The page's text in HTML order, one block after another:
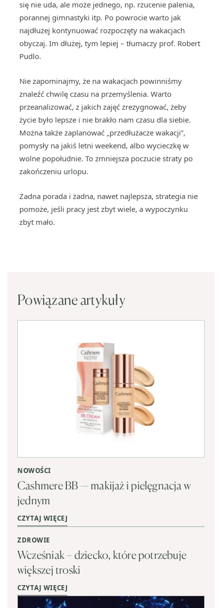
się nie uda, ale może jednego, np. rzucenie palenia,
porannej gimnastyki itp. Po powrocie warto jak
najdłużej kontynuować rozpoczęty na wakacjach
obyczaj. Im dłużej, tym lepiej – tłumaczy prof. Robert
Pudlo.
Nie zapominajmy, że na wakacjach powinniśmy
znaleźć chwilę czasu na przemyślenia. Warto
przeanalizować, z jakich zajęć zrezygnować, żeby
życie było lepsze i nie brakło nam czasu dla siebie.
Można także zaplanować „przedłużacze wakacji”,
pomysły na jakiś letni weekend, albo wycieczkę w
wolne popołudnie. To zmniejsza poczucie straty po
zakończeniu urlopu.
Żadna porada i żadna, nawet najlepsza, strategia nie
pomoże, jeśli pracy jest zbyt wiele, a wypoczynku
zbyt mało.
Powiązane artykuły
NOWOŚCI
Cashmere BB — makijaż i pielęgnacja w
jednym
CZYTAJ WIĘCEJ
ZDROWIE
Wcześniak – dziecko, które potrzebuje
większej troski
CZYTAJ WIĘCEJ